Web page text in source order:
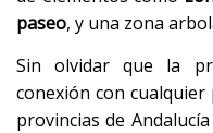
paseo, y una zona
Sin olvidar que la
conexión con
provincias de